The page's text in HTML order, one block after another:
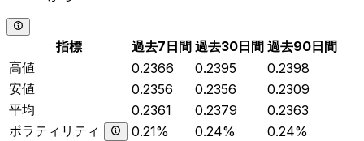
指標 過去7日間 過去30日間 過去90日間
高値
0.2366 0.2395
0.2398
安値
0.2356 0.2356
0.2309
平均
0.2361 0.2379
0.2363
ボラティリティ
0.21% 0.24% 0.24%